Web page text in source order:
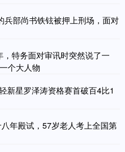
兵部尚书铁铉被押上刑场，面对
特务面对审讯时突然说了一
个大人物
新星罗泽涛资格赛首破百4比1
年殿试，57岁老人考上全国第